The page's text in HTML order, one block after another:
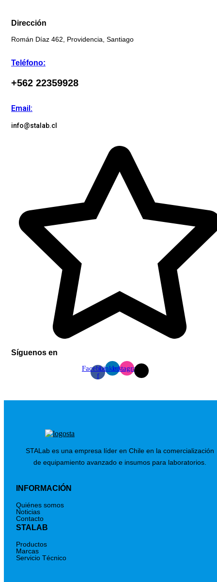
Dirección
Román Díaz 462, Providencia, Santiago
Teléfono:
+562 22359928
Email:
info@stalab.cl
Síguenos en
Facebook-
f
LinkedinInstagram
STALab es una empresa líder en Chile en la comercialización
de equipamiento avanzado e insumos para laboratorios.
INFORMACIÓN
Quiénes somos
Noticias
Contacto
STALAB
Productos
Marcas
Servicio Técnico